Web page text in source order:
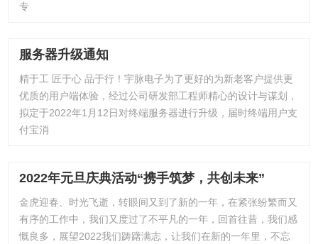
专
服务器升级通知
精于工 匠于心 品于行！宇脉电子为了更好的为新老客户提供更
优质的用户端体验，经过公司研发部工程师精心的设计与谋划，
拟定于2022年1月12日对终端服务器进行升级，届时终端用户支
付宝消
2022年元旦庆典活动“携手筑梦，共创未来”
金虎迎春、时光飞逝，转眼间又到了新的一年，在紧张纷繁而又
有序的工作中，我们又度过了不平凡的一年，回首往昔，我们感
慨良多，展望2022我们踌躇满志，让我们在新的一年里，不忘